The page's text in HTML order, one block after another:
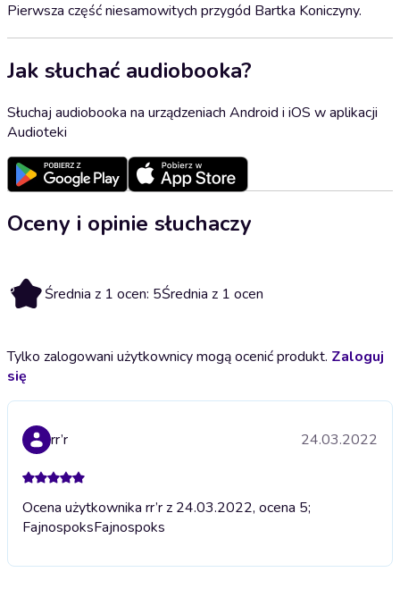
Pierwsza część niesamowitych przygód Bartka Koniczyny.
Jak słuchać audiobooka?
Słuchaj audiobooka na urządzeniach Android i iOS w aplikacji
Audioteki
Oceny i opinie słuchaczy
5 Średnia z 1 ocen: 5Średnia z 1 ocen
Tylko zalogowani użytkownicy mogą ocenić produkt. Zaloguj
się
rr’r 24.03.2022
Ocena użytkownika rr’r z 24.03.2022, ocena 5;
FajnospoksFajnospoks